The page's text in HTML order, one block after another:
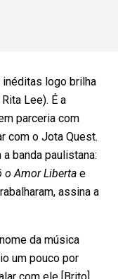
logo brilha
Lee). É a
parceria com
com o Jota Quest.
banda paulistana:
o Amor Liberta e
assina a
da música
um pouco por